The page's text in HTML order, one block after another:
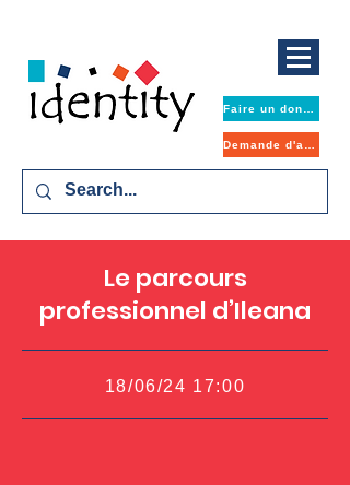
Le parcours
professionnel d’Ileana
18/06/24 17:00